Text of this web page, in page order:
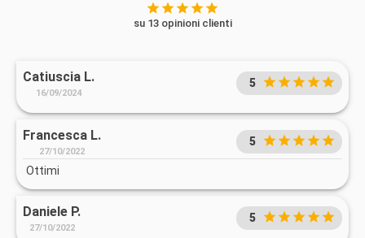
su 13 opinioni clienti
Catiuscia L.
16/09/2024
5
Francesca L.
27/10/2022
5
Ottimi
Daniele P.
27/10/2022
5